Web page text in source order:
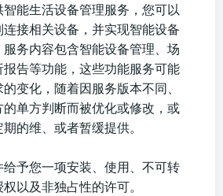
智能生活设备管理服务，您可以
接相关设备，并实现智能设备
务内容包含智能设备管理、场
告等功能，这些功能服务可能
变化，随着因服务版本不同、
单方判断而被优化或修改，或
的维、或者暂缓提供。
给予您一项安装、使用、不可转
以及非独占性的许可。